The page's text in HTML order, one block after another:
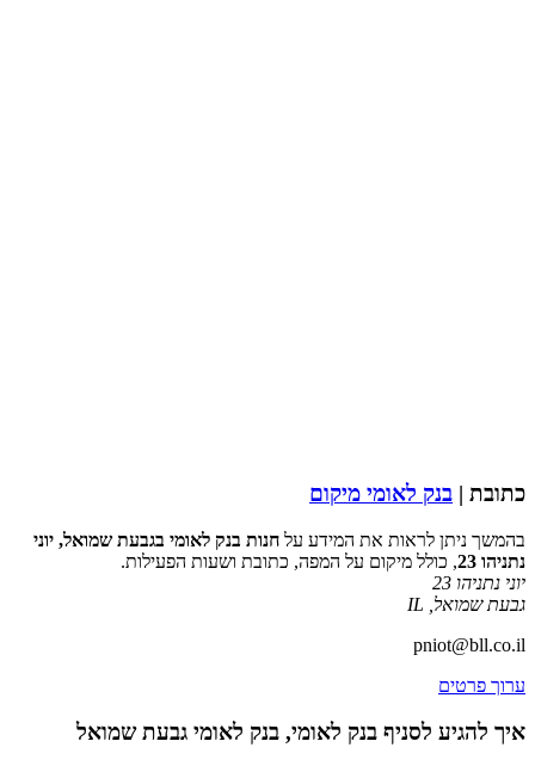
כתובת | בנק לאומי מיקום
בהמשך ניתן לראות את המידע על חנות בנק לאומי בגבעת שמואל, יוני
נתניהו 23
, כולל מיקום על המפה, כתובת ושעות הפעילות.
יוני נתניהו 23
גבעת שמואל IL
pniot@bll.co.il
ערוך פרטים
איך להגיע לסניף בנק לאומי, בנק לאומי גבעת שמואל